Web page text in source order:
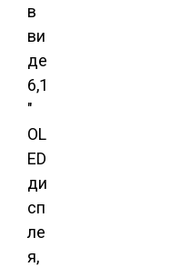
в
ви
де
6,1
″
OL
ED
ди
сп
ле
я,